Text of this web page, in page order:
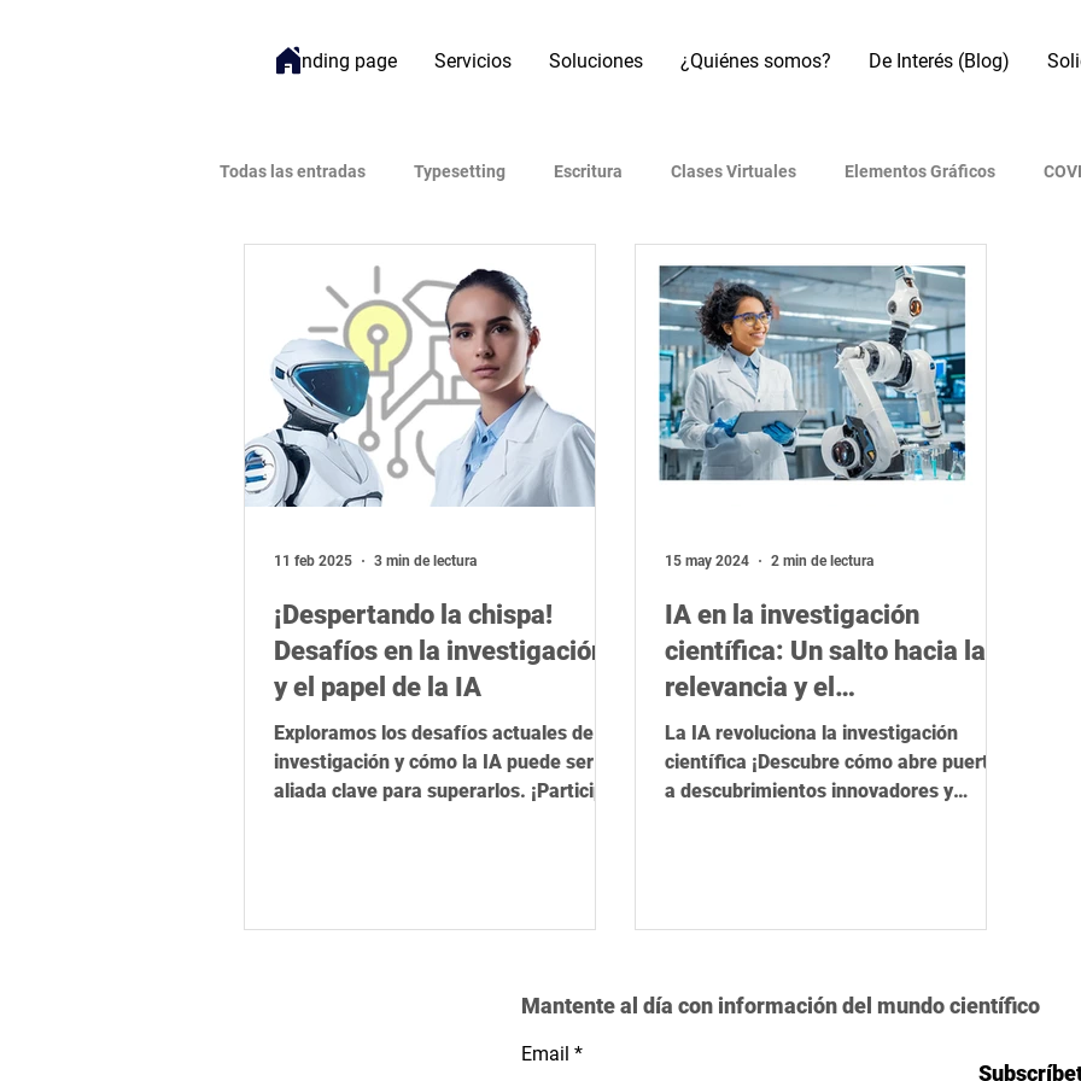
Landing page Servicios Soluciones ¿Quiénes somos? De Interés (Blog)
Todas las entradas Typesetting Escritura Clases Virtuales Elementos Gráficos
Gestión de Proyectos Referencias Bibliográficas Motores de búsqueda
Open Access (Acceso Abierto) Artículo académico Revistas indexadas Presentaciones
Impacto Inteligencia Artificial (IA) Era Digital Metodología de investigación
Relevancia global Latinoamérica Herramientas de IA STEM
¡Despertando la chispa!
Desafíos en la investigación
y el papel de la IA
Exploramos los desafíos actuales de la
investigación y cómo la IA puede ser
aliada clave para superarlos. ¡Participa
11 feb 2025 3 min de lectura
IA en la investigación
científica: Un salto hacia la
relevancia y el
descubrimiento
La IA revoluciona la investigación
científica ¡Descubre cómo abre puertas
a descubrimientos innovadores y
15 may 2024 2 min de lectura
Mantente al día con información del mundo científico
Email